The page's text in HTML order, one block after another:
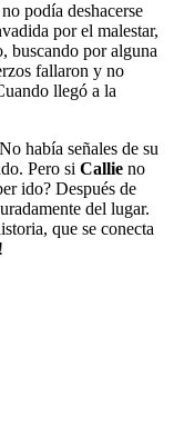
podía deshacerse
por el malestar,
buscando por alguna
fallaron y no
llegó a la
había señales de su
Pero si Callie no
ido? Después de
del lugar.
que se conecta
!